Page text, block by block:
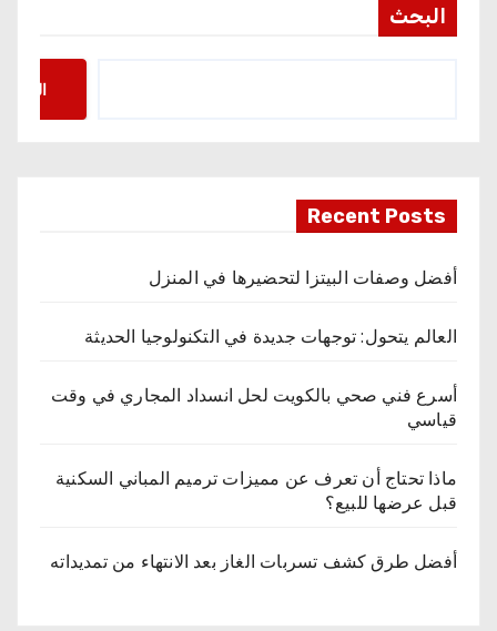
البحث
البحث
Recent Posts
أفضل وصفات البيتزا لتحضيرها في المنزل
العالم يتحول: توجهات جديدة في التكنولوجيا الحديثة
أسرع فني صحي بالكويت لحل انسداد المجاري في وقت
قياسي
ماذا تحتاج أن تعرف عن مميزات ترميم المباني السكنية
قبل عرضها للبيع؟
أفضل طرق كشف تسربات الغاز بعد الانتهاء من تمديداته